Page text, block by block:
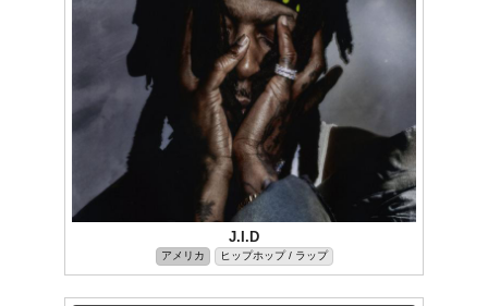
J.I.D
アメリカ ヒップホップ / ラップ